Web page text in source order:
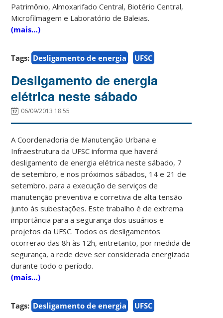
Patrimônio, Almoxarifado Central, Biotério Central,
Microfilmagem e Laboratório de Baleias.
(mais…)
Tags: Desligamento de energia UFSC
Desligamento de energia
elétrica neste sábado
06/09/2013 18:55
A Coordenadoria de Manutenção Urbana e
Infraestrutura da UFSC informa que haverá
desligamento de energia elétrica neste sábado, 7
de setembro, e nos próximos sábados, 14 e 21 de
setembro, para a execução de serviços de
manutenção preventiva e corretiva de alta tensão
junto às subestações. Este trabalho é de extrema
importância para a segurança dos usuários e
projetos da UFSC. Todos os desligamentos
ocorrerão das 8h às 12h, entretanto, por medida de
segurança, a rede deve ser considerada energizada
durante todo o período.
(mais…)
Tags: Desligamento de energia UFSC